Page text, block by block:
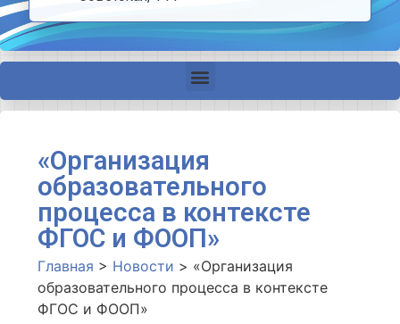
«Организация
образовательного
процесса в контексте
ФГОС и ФООП»
Главная > Новости > «Организация
образовательного процесса в контексте
ФГОС и ФООП»